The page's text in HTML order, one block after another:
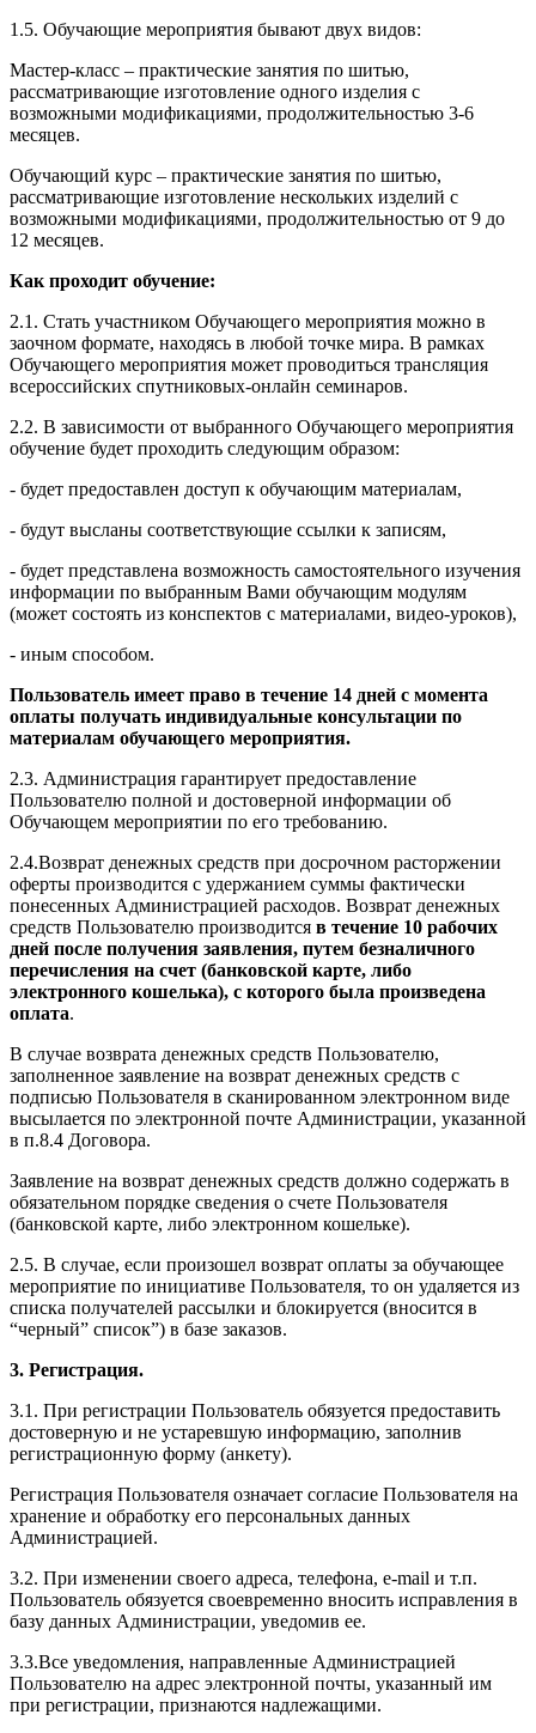
1.5. Обучающие мероприятия бывают двух видов:
Мастер-класс – практические занятия по шитью,
рассматривающие изготовление одного изделия с
возможными модификациями, продолжительностью 3-6
месяцев.
Обучающий курс – практические занятия по шитью,
рассматривающие изготовление нескольких изделий с
возможными модификациями, продолжительностью от 9 до
12 месяцев.
Как проходит обучение:
2.1. Стать участником Обучающего мероприятия можно в
заочном формате, находясь в любой точке мира. В рамках
Обучающего мероприятия может проводиться трансляция
всероссийских спутниковых-онлайн семинаров.
2.2. В зависимости от выбранного Обучающего мероприятия
обучение будет проходить следующим образом:
- будет предоставлен доступ к обучающим материалам,
- будут высланы соответствующие ссылки к записям,
- будет представлена возможность самостоятельного изучения
информации по выбранным Вами обучающим модулям
(может состоять из конспектов с материалами, видео-уроков),
- иным способом.
Пользователь имеет право в течение 14 дней с момента
оплаты получать индивидуальные консультации по
материалам обучающего мероприятия.
2.3. Администрация гарантирует предоставление
Пользователю полной и достоверной информации об
Обучающем мероприятии по его требованию.
2.4.Возврат денежных средств при досрочном расторжении
оферты производится с удержанием суммы фактически
понесенных Администрацией расходов. Возврат денежных
средств Пользователю производится в течение 10 рабочих
дней после получения заявления, путем безналичного
перечисления на счет (банковской карте, либо
электронного кошелька), с которого была произведена
оплата.
В случае возврата денежных средств Пользователю,
заполненное заявление на возврат денежных средств с
подписью Пользователя в сканированном электронном виде
высылается по электронной почте Администрации, указанной
в п.8.4 Договора.
Заявление на возврат денежных средств должно содержать в
обязательном порядке сведения о счете Пользователя
(банковской карте, либо электронном кошельке).
2.5. В случае, если произошел возврат оплаты за обучающее
мероприятие по инициативе Пользователя, то он удаляется из
списка получателей рассылки и блокируется (вносится в
“черный” список”) в базе заказов.
3. Регистрация.
3.1. При регистрации Пользователь обязуется предоставить
достоверную и не устаревшую информацию, заполнив
регистрационную форму (анкету).
Регистрация Пользователя означает согласие Пользователя на
хранение и обработку его персональных данных
Администрацией.
3.2. При изменении своего адреса, телефона, e-mail и т.п.
Пользователь обязуется своевременно вносить исправления в
базу данных Администрации, уведомив ее.
3.3.Все уведомления, направленные Администрацией
Пользователю на адрес электронной почты, указанный им
при регистрации, признаются надлежащими.